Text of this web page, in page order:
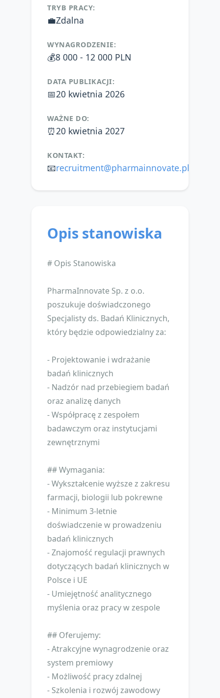
TRYB PRACY:
💼Zdalna
WYNAGRODZENIE:
💰8 000 - 12 000 PLN
DATA PUBLIKACJI:
📅20 kwietnia 2026
WAŻNE DO:
⏰20 kwietnia 2027
KONTAKT:
📧recruitment@pharmainnovate.pl
Opis stanowiska
# Opis Stanowiska
PharmaInnovate Sp. z o.o.
poszukuje doświadczonego
Specjalisty ds. Badań Klinicznych,
który będzie odpowiedzialny za:
- Projektowanie i wdrażanie
badań klinicznych
- Nadzór nad przebiegiem badań
oraz analizę danych
- Współpracę z zespołem
badawczym oraz instytucjami
zewnętrznymi
## Wymagania:
- Wykształcenie wyższe z zakresu
farmacji, biologii lub pokrewne
- Minimum 3-letnie
doświadczenie w prowadzeniu
badań klinicznych
- Znajomość regulacji prawnych
dotyczących badań klinicznych w
Polsce i UE
- Umiejętność analitycznego
myślenia oraz pracy w zespole
## Oferujemy:
- Atrakcyjne wynagrodzenie oraz
system premiowy
- Możliwość pracy zdalnej
- Szkolenia i rozwój zawodowy